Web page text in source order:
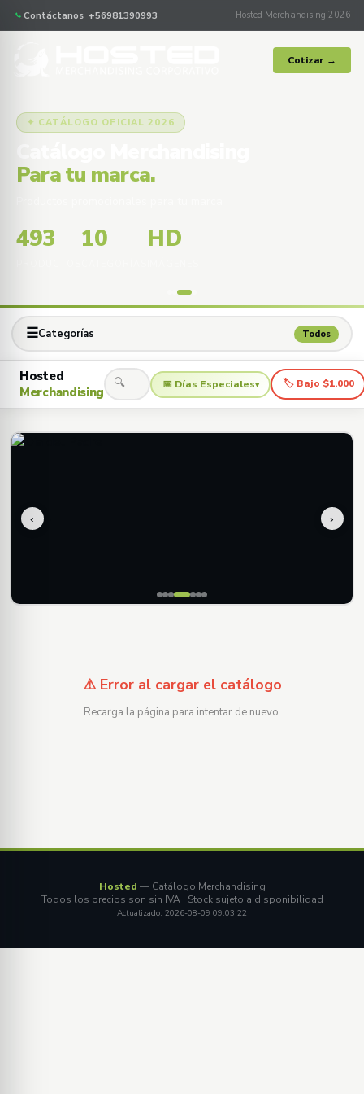
Contáctanos +56981390993 Hosted Merchandising 2026
Cotizar →
✦ CATÁLOGO OFICIAL 2026
Para tu marca.
493 10 HD
☰Categorías Todos
Hosted
Merchandising
🔍 📅 Días Especiales▾ 🏷 Bajo $1.000
‹ ›
⚠️ Error al cargar el catálogo
Recarga la página para intentar de nuevo.
Hosted — Catálogo Merchandising
Todos los precios son sin IVA · Stock sujeto a disponibilidad
Actualizado: 2026-08-09 09:03:22